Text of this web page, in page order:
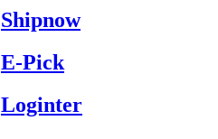
Shipnow
E-Pick
Loginter